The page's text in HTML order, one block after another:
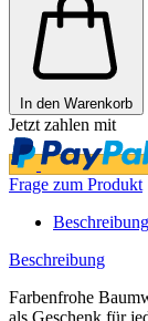
In den Warenkorb
Jetzt zahlen mit
Frage zum Produkt
Beschreibung
Beschreibung
Farbenfrohe
als Geschenk für